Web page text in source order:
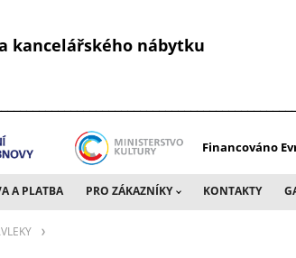
a kancelářského
Financováno
A PLATBA PRO ZÁKAZNÍKY KONTAKTY